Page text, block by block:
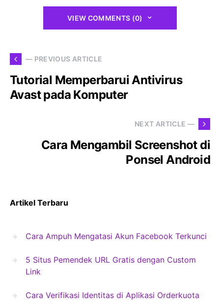
VIEW COMMENTS (0)
— PREVIOUS ARTICLE
Tutorial Memperbarui Antivirus
Avast pada Komputer
NEXT ARTICLE —
Cara Mengambil Screenshot di
Ponsel Android
Artikel Terbaru
Cara Ampuh Mengatasi Akun Facebook Terkunci
5 Situs Pemendek URL Gratis dengan Custom
Link
Cara Verifikasi Identitas di Aplikasi Orderkuota